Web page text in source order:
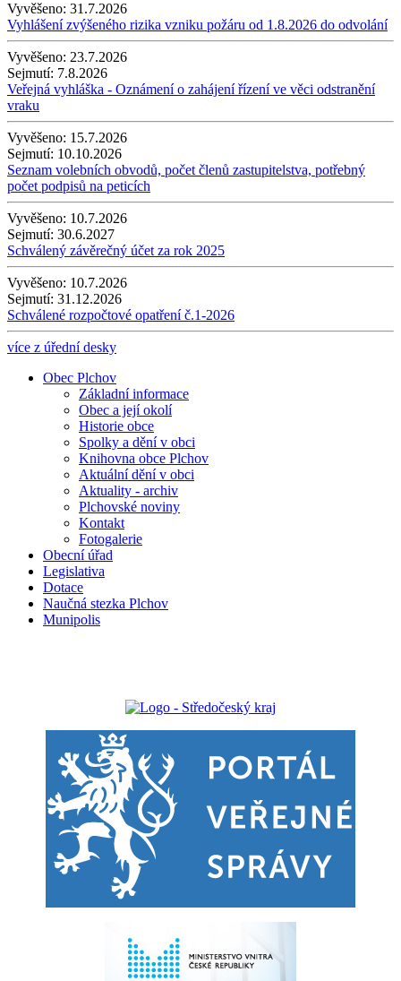
Vyvěšeno: 31.7.2026
Vyhlášení zvýšeného rizika vzniku požáru od 1.8.2026 do odvolání
Vyvěšeno: 23.7.2026
Sejmutí: 7.8.2026
Veřejná vyhláška - Oznámení o zahájení řízení ve věci odstranění
vraku
Vyvěšeno: 15.7.2026
Sejmutí: 10.10.2026
Seznam volebních obvodů, počet členů zastupitelstva, potřebný
počet podpisů na peticích
Vyvěšeno: 10.7.2026
Sejmutí: 30.6.2027
Schválený závěrečný účet za rok 2025
Vyvěšeno: 10.7.2026
Sejmutí: 31.12.2026
Schválené rozpočtové opatření č.1-2026
více z úřední desky
Obec Plchov
Základní informace
Obec a její okolí
Historie obce
Spolky a dění v obci
Knihovna obce Plchov
Aktuální dění v obci
Aktuality - archiv
Plchovské noviny
Kontakt
Fotogalerie
Obecní úřad
Legislativa
Dotace
Naučná stezka Plchov
Munipolis